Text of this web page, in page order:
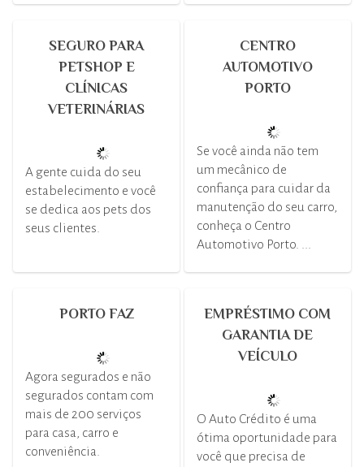
SEGURO PARA
PETSHOP E
CLÍNICAS
VETERINÁRIAS
A gente cuida do seu
estabelecimento e você
se dedica aos pets dos
seus clientes.
CENTRO
AUTOMOTIVO
PORTO
Se você ainda não tem
um mecânico de
confiança para cuidar da
manutenção do seu carro,
conheça o Centro
Automotivo Porto. ...
PORTO FAZ
Agora segurados e não
segurados contam com
mais de 200 serviços
para casa, carro e
conveniência.
EMPRÉSTIMO COM
GARANTIA DE
VEÍCULO
O Auto Crédito é uma
ótima oportunidade para
você que precisa de